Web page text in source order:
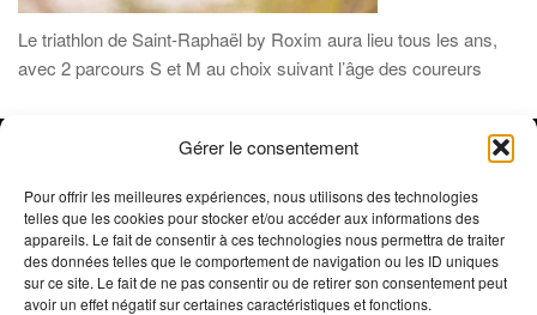
Gérer le consentement
Pour offrir les meilleures expériences, nous utilisons des technologies
telles que les cookies pour stocker et/ou accéder aux informations des
appareils. Le fait de consentir à ces technologies nous permettra de traiter
des données telles que le comportement de navigation ou les ID uniques
sur ce site. Le fait de ne pas consentir ou de retirer son consentement peut
avoir un effet négatif sur certaines caractéristiques et fonctions.
Le triathlon de Saint-Raphaël by Roxim aura lieu tous les ans,
avec 2 parcours S et M au choix suivant l’âge des coureurs
© 2019-2026 Oxygène Sports Estérel- Réalisé par
Sophie Beneult
- Tous droits réservés - Reproduction interdite -
Crédit photos : Trimax - Activ Image, @ActivImages-YSemat,
©Franck Cluzel, ©Rémy Vroonen, ©La Chaîne du Triathlon ©
Emma Comte ///Mentions Légales